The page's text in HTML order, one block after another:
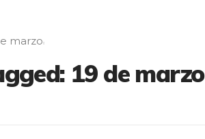
marzo
19 de marzo